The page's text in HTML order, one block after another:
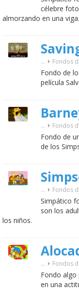
célebre
almorzando en una viga.
... Fondos
Fondo de
película
... Fondos
Fondo de
de los
... Fondos
Simpático
son los
los niños.
... Fondos
Fondo algo
en una